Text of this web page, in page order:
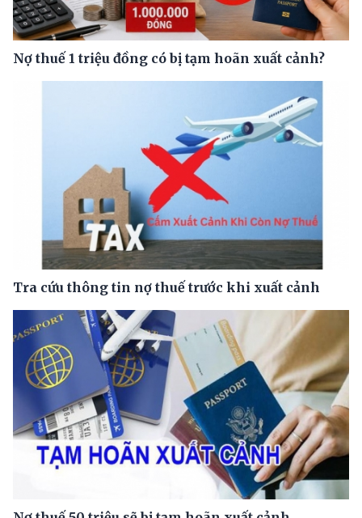
Nợ thuế 1 triệu đồng có bị tạm hoãn xuất cảnh?
Tra cứu thông tin nợ thuế trước khi xuất cảnh